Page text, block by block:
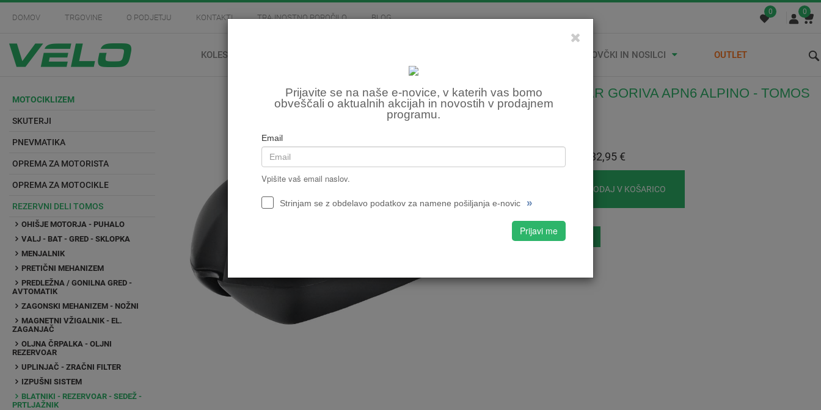
Prijavite se na naše e-novice, v katerih vas bomo
obveščali o aktualnih akcijah in novostih v prodajnem
programu.
Email
Vpišite vaš email naslov.
Strinjam se z obdelavo podatkov za namene pošiljanja e-novic »
Prijavi me
DOMOV TRGOVINE O PODJETJU KONTAKTI TRAJNOSTNO POROČILO BLOG
0 0
KOLESARSTVO STREŠNI KOVČKI IN NOSILCI OUTLET
MOTOCIKLIZEM
SKUTERJI
PNEVMATIKA
OPREMA ZA MOTORISTA
OPREMA ZA MOTOCIKLE
REZERVNI DELI TOMOS
OHIŠJE MOTORJA - PUHALO
VALJ - BAT - GRED - SKLOPKA
MENJALNIK
PRETIČNI MEHANIZEM
PREDLEŽNA / GONILNA GRED -
AVTOMATIK
ZAGONSKI MEHANIZEM - NOŽNI
MAGNETNI VŽIGALNIK - EL.
ZAGANJAČ
OLJNA ČRPALKA - OLJNI
REZERVOAR
UPLINJAČ - ZRAČNI FILTER
IZPUŠNI SISTEM
BLATNIKI - REZERVOAR - SEDEŽ -
PRTLJAŽNIK
REZERVOAR GORIVA APN6 ALPINO - TOMOS
217575
32,95 €
DODAJ V KOŠARICO
Seznam Želja